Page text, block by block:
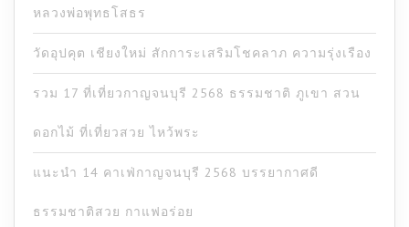
หลวงพ่อพุทธโสธร
วัดอุปคุต เชียงใหม่ สักการะเสริมโชคลาภ ความรุ่งเรือง
รวม 17 ที่เที่ยวกาญจนบุรี 2568 ธรรมชาติ ภูเขา สวน
ดอกไม้ ที่เที่ยวสวย ไหว้พระ
แนะนำ 14 คาเฟ่กาญจนบุรี 2568 บรรยากาศดี
ธรรมชาติสวย กาแฟอร่อย